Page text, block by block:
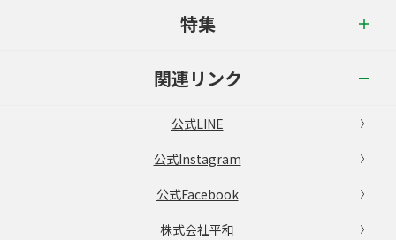
特集
関連リンク
公式LINE
公式Instagram
公式Facebook
株式会社平和